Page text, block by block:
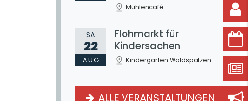
Mühlencafé
SA
22
AUG
Flohmarkt für
Kindersachen
Kindergarten Waldspatzen
ALLE VERANSTALTUNGEN